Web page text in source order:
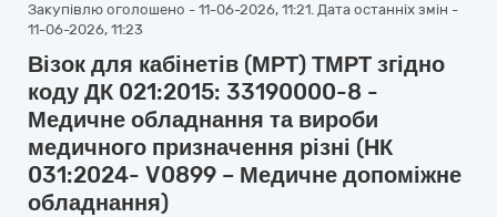
Закупівлю оголошено - 11-06-2026, 11:21. Дата останніх змін -
11-06-2026, 11:23
Візок для кабінетів (МРТ) ТМРТ згідно
коду ДК 021:2015: 33190000-8 -
Медичне обладнання та вироби
медичного призначення різні (НК
031:2024- V0899 – Медичне допоміжне
обладнання)